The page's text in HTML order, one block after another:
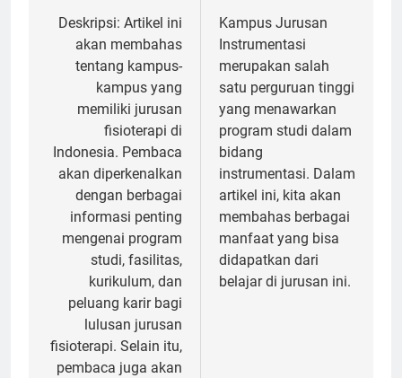
navigation
Deskripsi: Artikel ini
akan membahas
tentang kampus-
kampus yang
memiliki jurusan
fisioterapi di
Indonesia. Pembaca
akan diperkenalkan
dengan berbagai
informasi penting
mengenai program
studi, fasilitas,
kurikulum, dan
peluang karir bagi
lulusan jurusan
fisioterapi. Selain itu,
pembaca juga akan
Kampus Jurusan
Instrumentasi
merupakan salah
satu perguruan tinggi
yang menawarkan
program studi dalam
bidang
instrumentasi. Dalam
artikel ini, kita akan
membahas berbagai
manfaat yang bisa
didapatkan dari
belajar di jurusan ini.